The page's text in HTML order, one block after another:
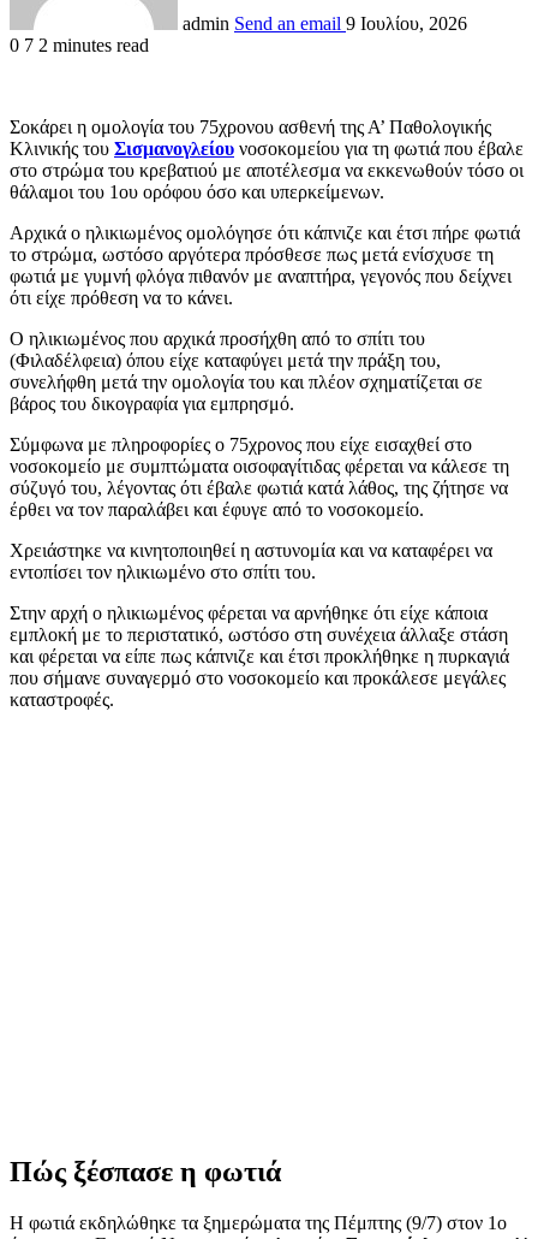
admin Send an email 9 Ιουλίου, 2026
0 7 2 minutes read
Σοκάρει η ομολογία του 75χρονου ασθενή της Α’ Παθολογικής
Κλινικής του Σισμανογλείου νοσοκομείου για τη φωτιά που έβαλε
στο στρώμα του κρεβατιού με αποτέλεσμα να εκκενωθούν τόσο οι
θάλαμοι του 1ου ορόφου όσο και υπερκείμενων.
Αρχικά ο ηλικιωμένος ομολόγησε ότι κάπνιζε και έτσι πήρε φωτιά
το στρώμα, ωστόσο αργότερα πρόσθεσε πως μετά ενίσχυσε τη
φωτιά με γυμνή φλόγα πιθανόν με αναπτήρα, γεγονός που δείχνει
ότι είχε πρόθεση να το κάνει.
Ο ηλικιωμένος που αρχικά προσήχθη από το σπίτι του
(Φιλαδέλφεια) όπου είχε καταφύγει μετά την πράξη του,
συνελήφθη μετά την ομολογία του και πλέον σχηματίζεται σε
βάρος του δικογραφία για εμπρησμό.
Σύμφωνα με πληροφορίες ο 75χρονος που είχε εισαχθεί στο
νοσοκομείο με συμπτώματα οισοφαγίτιδας φέρεται να κάλεσε τη
σύζυγό του, λέγοντας ότι έβαλε φωτιά κατά λάθος, της ζήτησε να
έρθει να τον παραλάβει και έφυγε από το νοσοκομείο.
Χρειάστηκε να κινητοποιηθεί η αστυνομία και να καταφέρει να
εντοπίσει τον ηλικιωμένο στο σπίτι του.
Στην αρχή ο ηλικιωμένος φέρεται να αρνήθηκε ότι είχε κάποια
εμπλοκή με το περιστατικό, ωστόσο στη συνέχεια άλλαξε στάση
και φέρεται να είπε πως κάπνιζε και έτσι προκλήθηκε η πυρκαγιά
που σήμανε συναγερμό στο νοσοκομείο και προκάλεσε μεγάλες
καταστροφές.
Πώς ξέσπασε η φωτιά
Η φωτιά εκδηλώθηκε τα ξημερώματα της Πέμπτης (9/7) στον 1ο